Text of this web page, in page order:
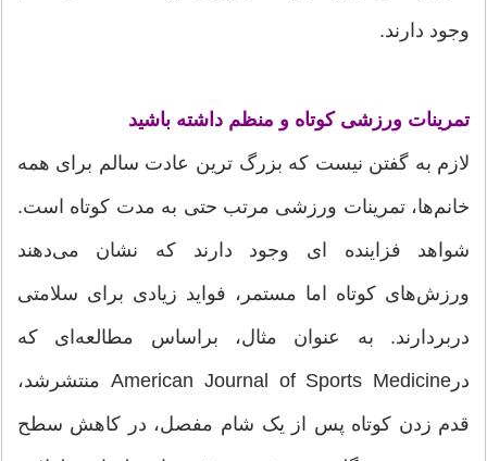
وجود دارند.
تمرینات ورزشی کوتاه و منظم داشته باشید
لازم به گفتن نیست که بزرگ ترین عادت سالم برای همه
خانم‌ها، تمرینات ورزشی مرتب حتی به مدت کوتاه است.
شواهد فزاینده ای وجود دارند که نشان می‌دهند
ورزش‌های کوتاه اما مستمر، فواید زیادی برای سلامتی
دربردارند. به عنوان مثال، براساس مطالعه‌ای که
درAmerican Journal of Sports Medicine منتشرشد،
قدم زدن کوتاه پس از یک شام مفصل، در کاهش سطح